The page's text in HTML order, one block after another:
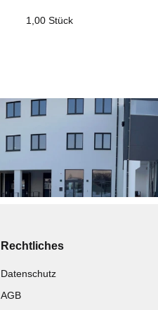
1,00 Stück
Rechtliches
Datenschutz
AGB